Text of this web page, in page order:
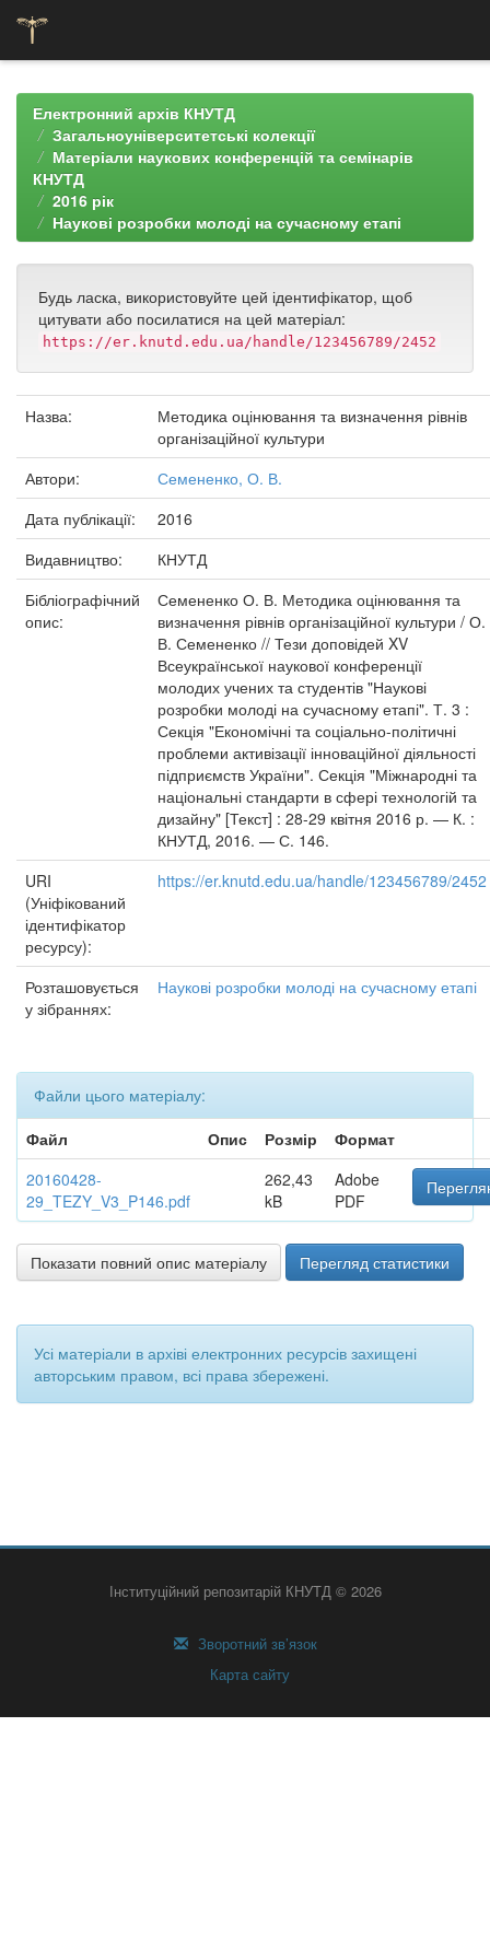
navigationЕлектронний архів КНУТД
Загальноуніверситетські колекції
Матеріали наукових конференцій та семінарів
КНУТД
2016 рік
Наукові розробки молоді на сучасному етапі
Будь ласка, використовуйте цей ідентифікатор, щоб
цитувати або посилатися на цей матеріал:
https://er.knutd.edu.ua/handle/123456789/2452
Назва:
Методика оцінювання та визначення рівнів
організаційної культури
Автори:
Семененко, О. В.
Дата публікації:
2016
Видавництво:
КНУТД
Бібліографічний
опис:
Семененко О. В. Методика оцінювання та
визначення рівнів організаційної культури / О.
В. Семененко // Тези доповідей XV
Всеукраїнської наукової конференції
молодих учених та студентів "Наукові
розробки молоді на сучасному етапі". Т. 3 :
Секція "Економічні та соціально-політичні
проблеми активізації інноваційної діяльності
підприємств України". Секція "Міжнародні та
національні стандарти в сфері технологій та
дизайну" [Текст] : 28-29 квітня 2016 р. — К. :
КНУТД, 2016. — С. 146.
URI
(Уніфікований
ідентифікатор
ресурсу):
https://er.knutd.edu.ua/handle/123456789/2452
Розташовується
у зібраннях:
Наукові розробки молоді на сучасному етапі
Файли цього матеріалу:
Файл
Опис Розмір
Формат
20160428-
29_TEZY_V3_P146.pdf
262,43
kB
Adobe
PDF
Показати повний опис матеріалу Перегляд статистики
Усі матеріали в архіві електронних ресурсів захищені
авторським правом, всі права збережені.
Інституційний репозитарій КНУТД © 2026
Зворотний зв’язок
Карта сайту